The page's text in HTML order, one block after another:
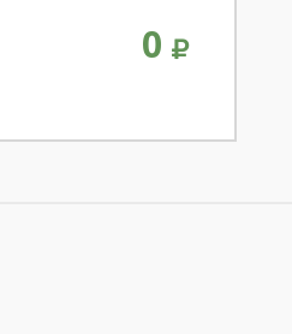
0